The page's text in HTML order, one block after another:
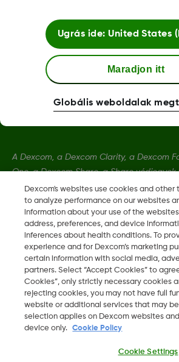
Feltételek és irányelvek
További Információ
A Dexcom, a Dexcom Clarity, a Dexcom
One, a Dexcom Share, a Share
védjegyek az Egyesült Államokban, és
azok lehetnek.
LBL016375 Rev001
2026 Dexcom, Inc. Minden jog
Dexcom's websites use cookies and
to analyze performance on our websites
information about your use of the
address, preferences, and device
inferences about health conditions. To
experience and for Dexcom’s marketing
certain information with social media,
partners. Select “Accept Cookies” to
Cookies”, only strictly necessary cookies
rejecting cookies, you may not have full
website or additional services that may
selection applies on Dexcom websites
device only.
Cookie Policy
Cookie Settings
Ugrás ide: United States
Maradjon itt
Globális weboldalak